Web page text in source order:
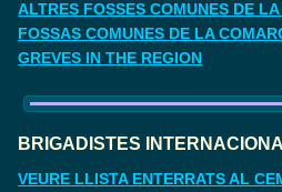
ALTRES FOSSES COMUNES DE
FOSSAS COMUNES DE LA
GREVES IN THE REGION
BRIGADISTES
VEURE LLISTA ENTERRATS AL